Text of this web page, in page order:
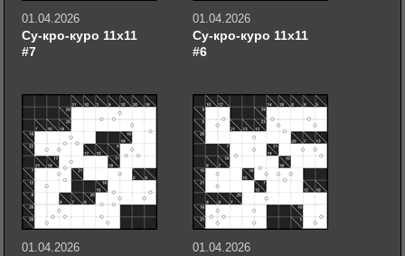
01.04.2026
Су-кро-куро 11х11
#7
01.04.2026
Су-кро-куро 11х11
#6
01.04.2026 01.04.2026